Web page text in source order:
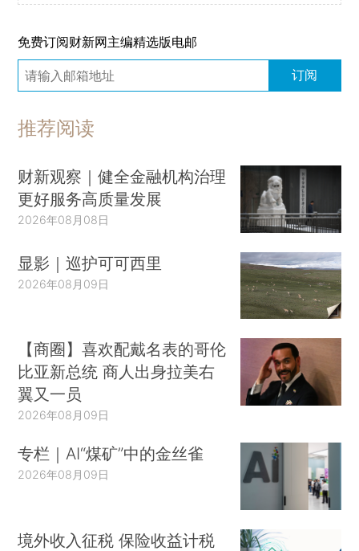
免费订阅财新网主编精选版电邮
订阅
推荐阅读
财新观察｜健全金融机构治理
更好服务高质量发展
2026年08月08日
显影｜巡护可可西里
2026年08月09日
【商圈】喜欢配戴名表的哥伦
比亚新总统 商人出身拉美右
翼又一员
2026年08月09日
专栏｜AI“煤矿”中的金丝雀
2026年08月09日
境外收入征税 保险收益计税